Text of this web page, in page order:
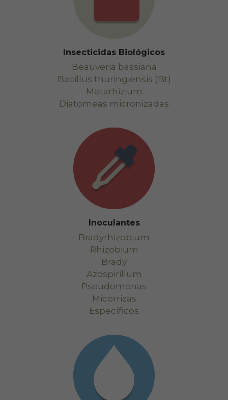
Insecticidas Biológicos
Beauveria bassiana
Bacillus thuringiensis (Bt)
Metarhizium
Diatomeas micronizadas
Inoculantes
Bradyrhizobium
Rhizobium
Brady
Azospirillum
Pseudomonas
Micorrizas
Específicos